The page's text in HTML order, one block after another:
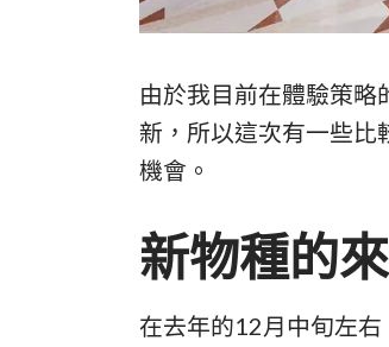
由於我目前在體驗策略
新，所以這次有一些比
機會。
新物種的
在去年的12月中旬左